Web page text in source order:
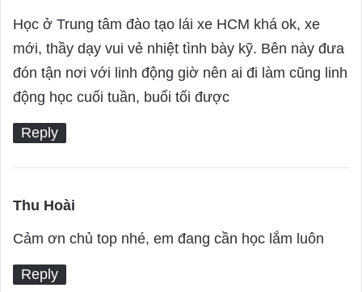
a
y
s
:
Học ở Trung tâm đào tạo lái xe HCM khá ok, xe
mới, thầy dạy vui vẻ nhiệt tình bày kỹ. Bên này đưa
đón tận nơi với linh động giờ nên ai đi làm cũng linh
động học cuối tuần, buổi tối được
Reply
Thu Hoài
a
Cảm ơn chủ top nhé, em đang cần học lắm luôn
Reply